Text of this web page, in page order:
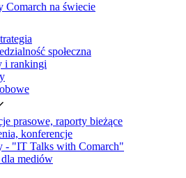
Comarch na świecie
społeczna
i rankingi
prasowe, raporty bieżące
konferencje
- "IT Talks with Comarch"
mediów